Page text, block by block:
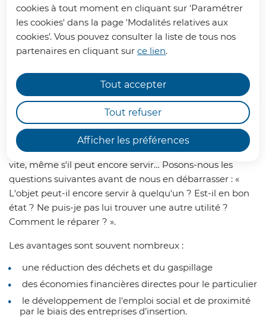
cookies à tout moment en cliquant sur 'Paramétrer
les cookies' dans la page 'Modalités relatives aux
cookies'. Vous pouvez consulter la liste de tous nos
partenaires en cliquant surce lien.
Afficher les préférences
Tout accepter
Tout refuser
Offrez une seconde vie à vos objets
au côté de la CCPHVA !
Sommaire
Bien souvent, lorsqu'un objet arrive en fin de vie ou ne
semble plus utile, le réflexe est de s'en défaire au plus
vite, même s'il peut encore servir… Posons-nous les
questions suivantes avant de nous en débarrasser : «
L'objet peut-il encore servir à quelqu'un ? Est-il en bon
état ? Ne puis-je pas lui trouver une autre utilité ?
Comment le réparer ? ».
Les avantages sont souvent nombreux :
une réduction des déchets et du gaspillage
des économies financières directes pour le particulier
le développement de l'emploi social et de proximité
par le biais des entreprises d’insertion.